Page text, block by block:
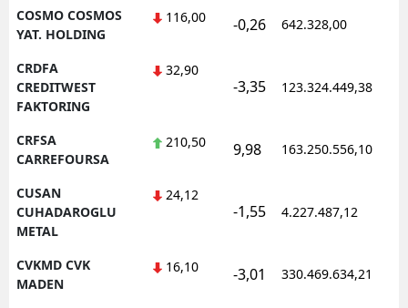
COSMO COSMOS
YAT. HOLDING
116,00 -0,26 642.328,00
CRDFA
CREDITWEST
FAKTORING
32,90
-3,35 123.324.449,38
CRFSA
CARREFOURSA
210,50 9,98 163.250.556,10
CUSAN
CUHADAROGLU
METAL
24,12
-1,55 4.227.487,12
CVKMD CVK
MADEN
16,10 -3,01 330.469.634,21